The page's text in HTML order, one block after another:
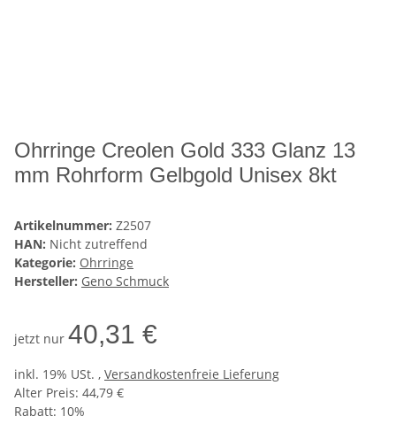
Ohrringe Creolen Gold 333 Glanz 13
mm Rohrform Gelbgold Unisex 8kt
Artikelnummer: Z2507
HAN: Nicht zutreffend
Kategorie: Ohrringe
Hersteller: Geno Schmuck
jetzt nur 40,31 €
inkl. 19% USt. , Versandkostenfreie Lieferung
Alter Preis: 44,79 €
Rabatt: 10%